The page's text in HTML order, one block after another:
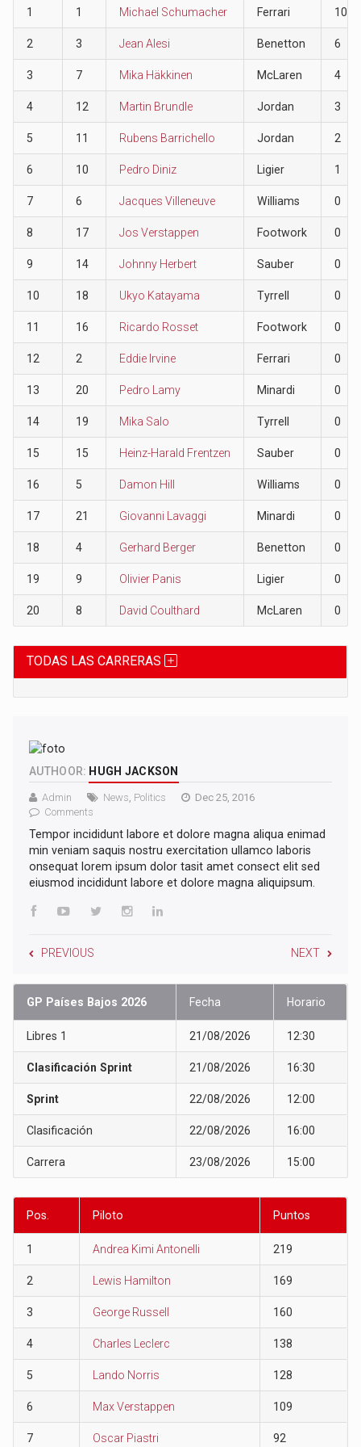
1 1 Michael Schumacher Ferrari 10
2 3 Jean Alesi Benetton 6
3 7 Mika Häkkinen McLaren 4
4 12 Martin Brundle Jordan 3
5 11 Rubens Barrichello Jordan 2
6 10 Pedro Diniz Ligier 1
7 6 Jacques Villeneuve Williams 0
8 17 Jos Verstappen Footwork 0
9 14 Johnny Herbert Sauber 0
10 18 Ukyo Katayama Tyrrell 0
11 16 Ricardo Rosset Footwork 0
12 2 Eddie Irvine Ferrari 0
13 20 Pedro Lamy Minardi 0
14 19 Mika Salo Tyrrell 0
15 15 Heinz-Harald Frentzen Sauber 0
16 5 Damon Hill Williams 0
17 21 Giovanni Lavaggi Minardi 0
18 4 Gerhard Berger Benetton 0
19 9 Olivier Panis Ligier 0
20 8 David Coulthard McLaren 0
TODAS LAS CARRERAS
AUTHOOR: HUGH JACKSON
Admin News Politics
Dec 25, 2016
Comments
Tempor incididunt labore et dolore magna aliqua enimad
min veniam saquis nostru exercitation ullamco laboris
onsequat lorem ipsum dolor tasit amet consect elit sed
eiusmod incididunt labore et dolore magna aliquipsum.
PREVIOUS NEXT
GP Países Bajos 2026 Fecha Horario
Libres 1 21/08/2026 12:30
Clasificación Sprint 21/08/2026 16:30
Sprint 22/08/2026 12:00
Clasificación 22/08/2026 16:00
Carrera 23/08/2026 15:00
Pos. Piloto Puntos
1 Andrea Kimi Antonelli 219
2 Lewis Hamilton 169
3 George Russell 160
4 Charles Leclerc 138
5 Lando Norris 128
6 Max Verstappen 109
7 Oscar Piastri 92